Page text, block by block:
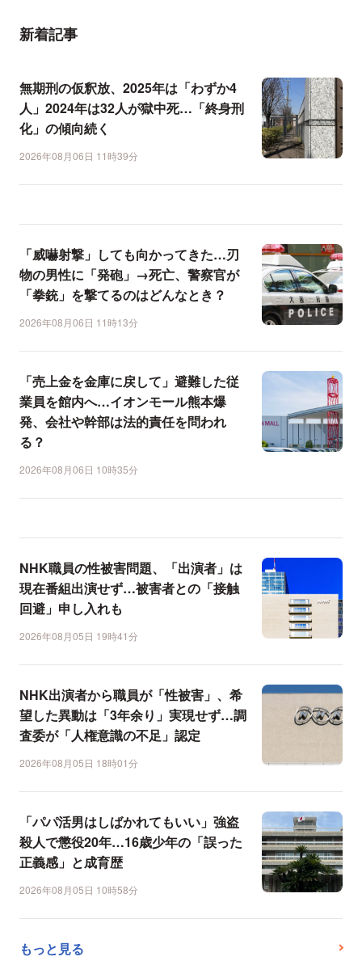
新着記事
無期刑の仮釈放、2025年は「わずか4
人」2024年は32人が獄中死…「終身刑
化」の傾向続く
2026年08月06日 11時39分
「威嚇射撃」しても向かってきた…刃
物の男性に「発砲」→死亡、警察官が
「拳銃」を撃てるのはどんなとき？
2026年08月06日 11時13分
「売上金を金庫に戻して」避難した従
業員を館内へ…イオンモール熊本爆
発、会社や幹部は法的責任を問われ
る？
2026年08月06日 10時35分
NHK職員の性被害問題、「出演者」は
現在番組出演せず…被害者との「接触
回避」申し入れも
2026年08月05日 19時41分
NHK出演者から職員が「性被害」、希
望した異動は「3年余り」実現せず…調
査委が「人権意識の不足」認定
2026年08月05日 18時01分
「パパ活男はしばかれてもいい」強盗
殺人で懲役20年…16歳少年の「誤った
正義感」と成育歴
2026年08月05日 10時58分
もっと見る